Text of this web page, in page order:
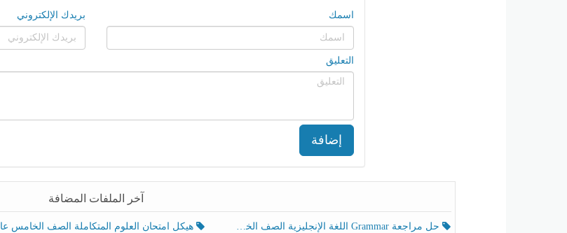
اسمك بريدك الإلكتروني
التعليق
إضافة
آخر الملفات المضافة
حل مراجعة Grammar اللغة الإنجليزية الصف الخامس الفصل الثالث هيكل امتحان العلوم المتكاملة الصف الخامس عام الفصل الدراسي الثالث 2025-2026